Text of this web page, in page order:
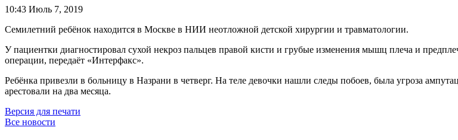
10:43 Июль 7, 2019
Семилетний ребёнок находится в Москве в НИИ неотложной детской хирургии и травматологии.
У пациентки диагностировал сухой некроз пальцев правой кисти и грубые изменения мышц плеча и
операции, передаёт «Интерфакс».
Ребёнка привезли в больницу в Назрани в четверг. На теле девочки нашли следы побоев, была угроза
арестовали на два месяца.
Версия для печати
Все новости